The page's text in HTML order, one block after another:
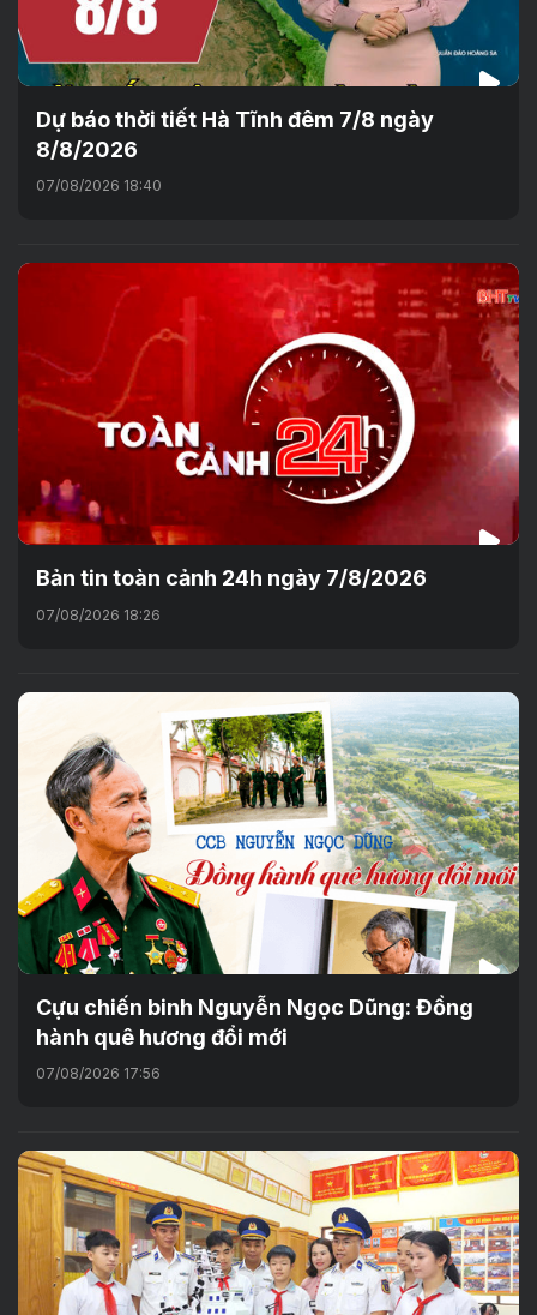
Dự báo thời tiết Hà Tĩnh đêm 7/8 ngày
8/8/2026
07/08/2026 18:40
Bản tin toàn cảnh 24h ngày 7/8/2026
07/08/2026 18:26
Cựu chiến binh Nguyễn Ngọc Dũng: Đồng
hành quê hương đổi mới
07/08/2026 17:56